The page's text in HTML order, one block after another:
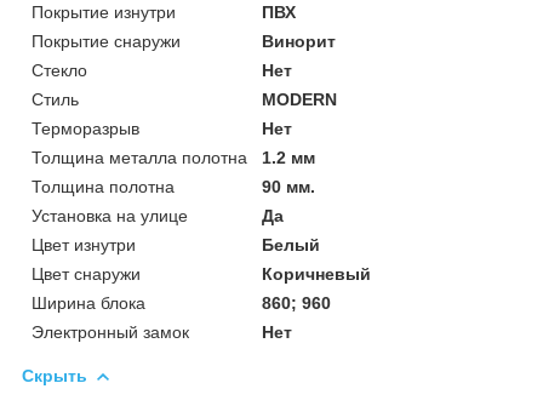
Покрытие изнутри
ПВХ
Покрытие снаружи
Винорит
Стекло
Нет
Стиль
MODERN
Терморазрыв
Нет
Толщина металла полотна
1.2 мм
Толщина полотна
90 мм.
Установка на улице
Да
Цвет изнутри
Белый
Цвет снаружи
Коричневый
Ширина блока
860; 960
Электронный замок
Нет
Скрыть